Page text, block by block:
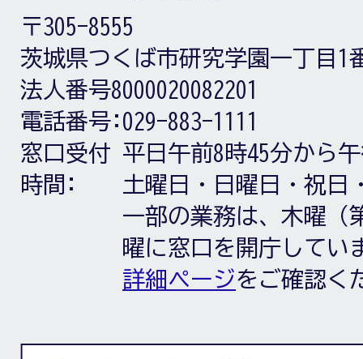
〒305-8555
茨城県つくば市研究学園一丁目1
法人番号8000020082201
電話番号: 029-883-1111
窓口受付
時間:
平日午前8時45分から
土曜日・日曜日・祝日
一部の業務は、木曜（
曜に窓口を開庁してい
詳細ページをご確認く